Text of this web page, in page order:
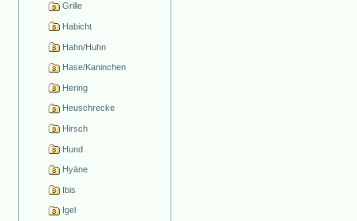
Grille
Habicht
Hahn/Huhn
Hase/Kaninchen
Hering
Heuschrecke
Hirsch
Hund
Hyäne
Ibis
Igel